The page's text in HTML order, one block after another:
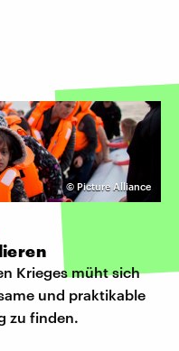
© Picture Alliance
Krieges müht sich
und praktikable
zu finden.